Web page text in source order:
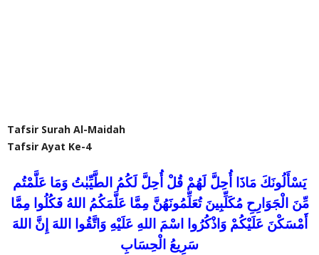
Tafsir Surah Al-Maidah
Tafsir Ayat Ke-4
يَسْأَلُونَكَ مَاذَا أُحِلَّ لَهُمْ قُلْ أُحِلَّ لَكُمُ الطَّيِّبٰتُ وَمَا عَلَّمْتُم
مِّنَ الْجَوَارِحِ مُكَلِّبِينَ تُعَلِّمُونَهُنَّ مِمَّا عَلَّمَكُمُ اللهُ فَكُلُوا مِمَّا
أَمْسَكْنَ عَلَيْكُمْ وَاذْكُرُوا اسْمَ اللهِ عَلَيْهِ وَاتَّقُوا اللهَ إِنَّ اللهَ
سَرِيعُ الْحِسَابِ